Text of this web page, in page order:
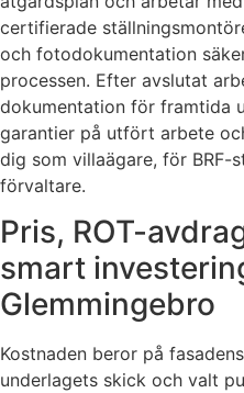
certifierade
och fotodokumentation
processen. Efter avslutat
dokumentation för framtida
garantier på utfört arbete
dig som villaägare, för BRF-
förvaltare.
Pris, ROT-
smart
Glemmingebro
Kostnaden beror på
underlagets skick och valt